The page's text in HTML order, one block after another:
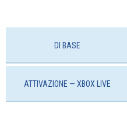
DI BASE
ATTIVAZIONE — XBOX LIVE